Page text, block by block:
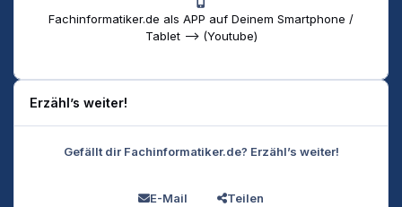
Fachinformatiker.de als APP auf Deinem Smartphone /
Tablet --> (Youtube)
Erzähl’s weiter!
Gefällt dir Fachinformatiker.de? Erzähl’s weiter!
E-Mail Teilen